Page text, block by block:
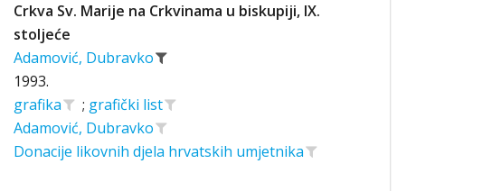
Crkva Sv. Marije na Crkvinama u biskupiji, IX.
stoljeće
Adamović, Dubravko
1993.
grafika ; grafički list
Adamović, Dubravko
Donacije likovnih djela hrvatskih umjetnika